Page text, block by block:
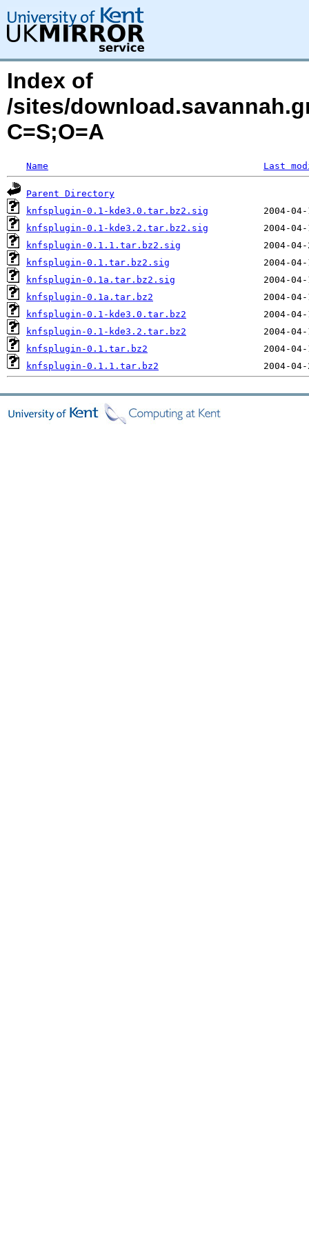
Index of
/sites/
C=S;O=A
Name Last
Parent Directory
knfsplugin-0.1-kde3.0.tar.bz2.sig
knfsplugin-0.1-kde3.2.tar.bz2.sig
knfsplugin-0.1.1.tar.bz2.sig
knfsplugin-0.1.tar.bz2.sig
knfsplugin-0.1a.tar.bz2.sig
knfsplugin-0.1a.tar.bz2
knfsplugin-0.1-kde3.0.tar.bz2
knfsplugin-0.1-kde3.2.tar.bz2
knfsplugin-0.1.tar.bz2
knfsplugin-0.1.1.tar.bz2